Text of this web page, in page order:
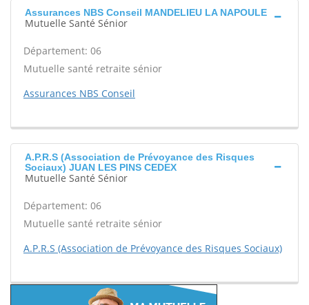
Assurances NBS Conseil MANDELIEU LA NAPOULE
Mutuelle Santé Sénior
Département: 06
Mutuelle santé retraite sénior
Assurances NBS Conseil
A.P.R.S (Association de Prévoyance des Risques
Sociaux) JUAN LES PINS CEDEX
Mutuelle Santé Sénior
Département: 06
Mutuelle santé retraite sénior
A.P.R.S (Association de Prévoyance des Risques Sociaux)